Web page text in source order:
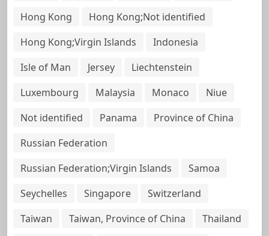
Hong Kong
Hong Kong;Not identified
Hong Kong;Virgin Islands
Indonesia
Isle of Man
Jersey
Liechtenstein
Luxembourg
Malaysia Monaco
Niue
Not identified
Panama
Province of China
Russian Federation
Russian Federation;Virgin Islands
Samoa
Seychelles
Singapore
Switzerland
Taiwan
Taiwan, Province of China
Thailand